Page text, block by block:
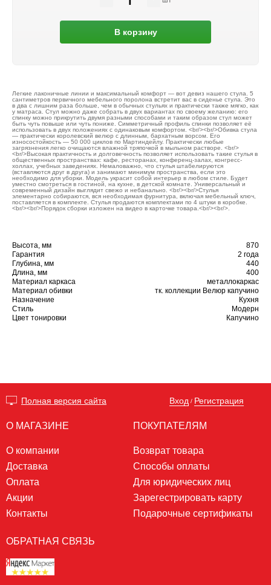
В корзину
Легкие лаконичные линии и максимальный комфорт — вот девиз нашего стула. 5
сантиметров первичного мебельного поролона встретит вас в сиденье стула. Это
в два с лишним раза больше, чем в обычных стульях и практически также мягко, как
у матраса. Стул можно даже собрать в двух вариантах по своему желанию: его
спинку можно прикрутить двумя разными способами и таким образом стул может
быть чуть повыше или чуть пониже. Симметричный профиль спинки позволяет её
использовать в двух положениях с одинаковым комфортом. <br/><br/>Обивка стула
— практически королевский велюр с длинным, бархатным ворсом. Его
износостойкость — 50 000 циклов по Мартиндейлу. Практически любые
загрязнения легко очищаются влажной тряпочкой в мыльном растворе. <br/>
<br/>Высокая практичность и долговечность позволяет использовать такие стулья в
общественных пространствах: кафе, ресторанах, конференц-залах, конгресс-
холлах, учебных заведениях. Немаловажно, что стулья штабелируются
(вставляются друг в друга) и занимают минимум пространства, если это
необходимо для уборки. Модель украсит собой интерьер в любом стиле. Будет
уместно смотреться в гостиной, на кухне, в детской комнате. Универсальный и
современный дизайн выглядит свежо и небанально. <br/><br/>Стулья
элементарно собираются, вся необходимая фурнитура, включая мебельный ключ,
поставляется в комплекте. Стулья продаются комплектами по 4 штуки в коробке.
<br/><br/>Порядок сборки изложен на видео в карточке товара.<br/><br/>.
Высота, мм
870
Гарантия
2 года
Глубина, мм
440
Длина, мм
400
Материал каркаса
металлокаркас
Материал обивки
тк. коллекции Велюр капучино
Назначение
Кухня
Стиль
Модерн
Цвет тонировки
Капучино
Полная версия сайта Вход / Регистрация
О МАГАЗИНЕ
О компании
Доставка
Оплата
Акции
Контакты
ПОКУПАТЕЛЯМ
Возврат товара
Способы оплаты
Для юридических лиц
Зарегестрировать карту
Подарочные сертификаты
ОБРАТНАЯ СВЯЗЬ